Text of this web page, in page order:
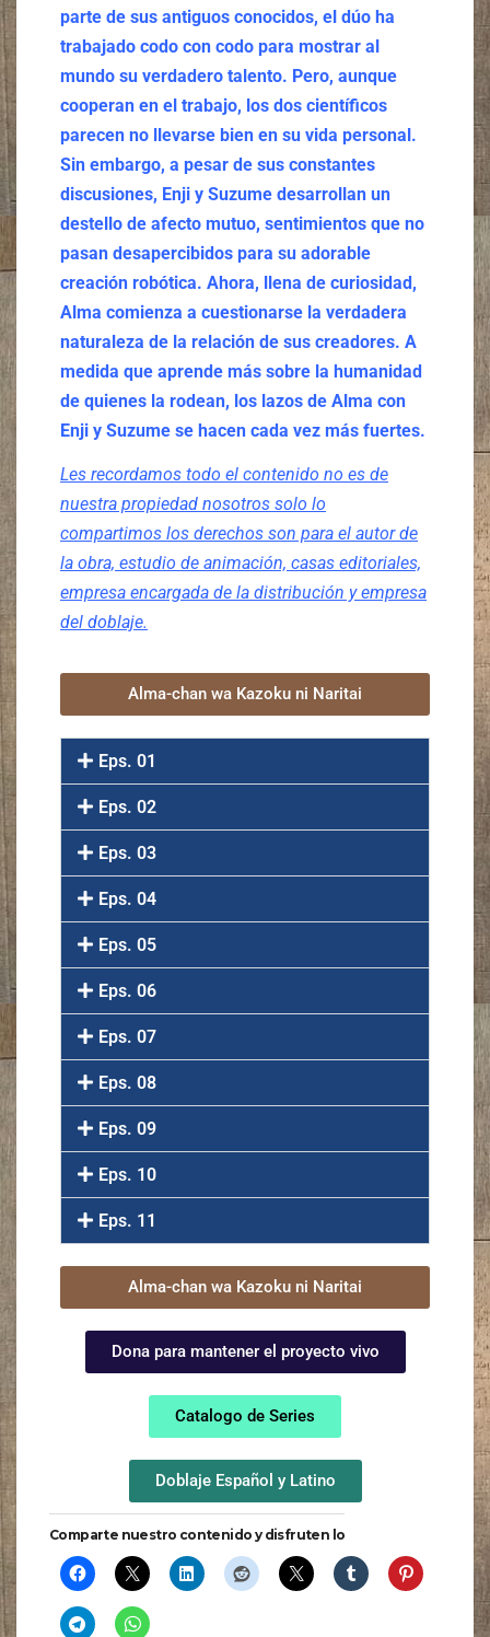
parte de sus antiguos conocidos, el dúo ha
trabajado codo con codo para mostrar al
mundo su verdadero talento. Pero, aunque
cooperan en el trabajo, los dos científicos
parecen no llevarse bien en su vida personal.
Sin embargo, a pesar de sus constantes
discusiones, Enji y Suzume desarrollan un
destello de afecto mutuo, sentimientos que no
pasan desapercibidos para su adorable
creación robótica. Ahora, llena de curiosidad,
Alma comienza a cuestionarse la verdadera
naturaleza de la relación de sus creadores. A
medida que aprende más sobre la humanidad
de quienes la rodean, los lazos de Alma con
Enji y Suzume se hacen cada vez más fuertes.
Les recordamos todo el contenido no es de
nuestra propiedad nosotros solo lo
compartimos los derechos son para el autor de
la obra, estudio de animación, casas editoriales,
empresa encargada de la distribución y empresa
del doblaje.
Alma-chan wa Kazoku ni Naritai
Eps. 01
Eps. 02
Eps. 03
Eps. 04
Eps. 05
Eps. 06
Eps. 07
Eps. 08
Eps. 09
Eps. 10
Eps. 11
Alma-chan wa Kazoku ni Naritai
Dona para mantener el proyecto vivo
Catalogo de Series
Doblaje Español y Latino
Comparte nuestro contenido y disfruten lo